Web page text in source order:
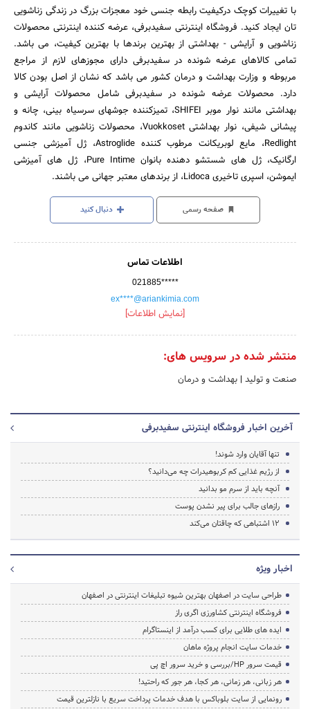
با تغییرات کوچک درکیفیت رابطه جنسی خود معجزات بزرگ در زندگی زناشویی
تان ایجاد کنید. فروشگاه اینترنتی سفیدبرفی، عرضه کننده اینترنتی محصولات
زناشویی و آرایشی - بهداشتی از بهترین برندها با بهترین کیفیت، می باشد.
تمامی کالاهای عرضه شونده در سفیدبرفی دارای مجوزهای لازم از مراجع
مربوطه و وزارت بهداشت و درمان کشور می باشد که نشان از اصل بودن کالا
دارد. محصولات عرضه شونده در سفیدبرفی شامل محصولات آرایشی و
بهداشتی مانند نوار موبر SHIFEI، تمیزکننده جوشهای سرسیاه بینی، چانه و
پیشانی شیفی، نوار بهداشتی Vuokkoset، محصولات زناشویی مانند کاندوم
Redlight، مایع لوبریکانت مرطوب کننده Astroglide، ژل آمیزشی جنسی
ارگانیک، ژل های شستشو دهنده بانوان Pure Intime، ژل های آمیزشی
ایموشن، اسپری تاخیری Lidoca، از برندهای معتبر جهانی می باشند.
صفحه رسمی دنبال کنید
اطلاعات تماس
021885*****
ex****@ariankimia.com
[نمایش اطلاعات]
منتشر شده در سرویس های:
صنعت و تولید | بهداشت و درمان
آخرین اخبار فروشگاه اینترنتی سفیدبرفی
تنها آقایان وارد شوند!
از رژیم غذایی کم کربوهیدرات چه می‌دانید؟
آنچه باید از سرم مو بدانید
رازهای جالب برای پیر نشدن پوست
12 اشتباهی که چاقتان می‌کند
اخبار ویژه
طراحی سایت در اصفهان بهترین شیوه تبلیغات اینترنتی در اصفهان
فروشگاه اینترنتی کشاورزی اگری راز
ایده های طلایی برای کسب درآمد از اینستاگرام
خدمات سایت انجام پروژه ماهان
قیمت سرور HP/بررسی و خرید سرور اچ پی
هر زبانی، هر زمانی، هر کجا، هر جور که راحتید!
رونمایی از سایت بلوباکس با هدف خدمات پرداخت سریع با نازلترین قیمت